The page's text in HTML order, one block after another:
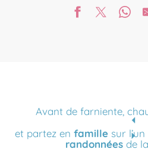
Avant de farniente,
et partez en famille sur
randonnées de